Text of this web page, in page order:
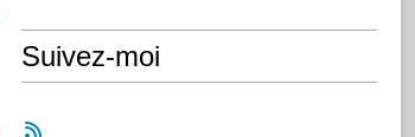
Suivez-moi